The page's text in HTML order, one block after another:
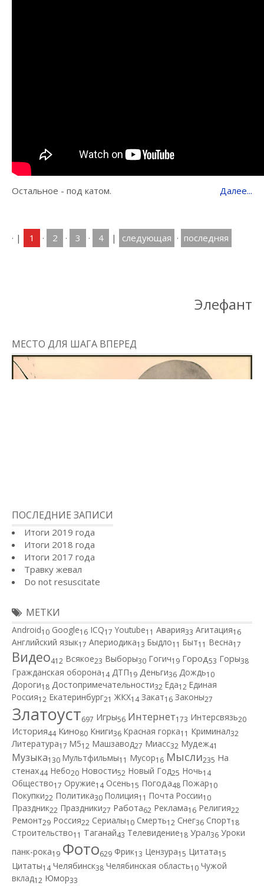
Остальное - под катом. Далее...
· | 1 · 2 · 3 · 4 | следующая · последняя
Элефант
МЕСТО ДЛЯ ШАГА ВПЕРЕД
ПОСЛЕДНИЕ ЗАПИСИ
Итоги 2019 года
Итоги 2018 года
Итоги 2017 года
Травку жевал
Do not resuscitate
МЕТКИ
Android10 Google16 ICQ17 Youtube11 Авария33 Агитация16
Английский язык17 Апериодика13 Быдло11 Быт11 Весна17
Видео412 Всякое23 Выборы30 Гогич19 Город53 Горы38
Гражданская оборона14 ДТП19 Деньги36 Дождь10
Дороги18 Достопримечательности32 Еда12 Единая
Россия12 Екатеринбург21 ЖКХ14 Закат16 Законы27
Златоуст697 Игры56 Интернет173 Интерсвязь20
История44 Кино80 Книги36 Красная горка11 Криминал32
Литература17 М512 Машзавод27 Миасс32 Мудеж41
Музыка130 Мультфильмы11 Мусор16 Мысли235 На
стенах44 Небо20 Новости52 Новый Год25 Ночь14
Общество17 Оружие14 Осень15 Погода48 Пожар10
Покупки22 Политика30 Полиция11 Почта России10
Праздник22 Праздники27 Работа62 Реклама16 Религия22
Ремонт29 Россия22 Сериалы10 Смерть12 Снег36 Спорт18
Строительство11 Таганай43 Телевидение18 Урал36 Уроки
панк-рока19 Фото629 Фрик13 Цензура15 Цитата15
Цитаты14 Челябинск38 Челябинская область10 Чужой
вклад12 Юмор33